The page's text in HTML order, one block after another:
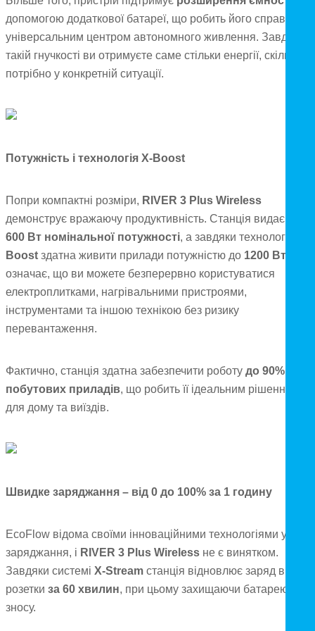
допомогою додаткової батареї, що робить його справжнім
універсальним центром автономного живлення. Завдяки
такій гнучкості ви отримуєте саме стільки енергії, скільки
потрібно у конкретній ситуації.
Потужність і технологія X-Boost
Попри компактні розміри, RIVER 3 Plus Wireless
демонструє вражаючу продуктивність. Станція видає
600 Вт номінальної потужності, а завдяки технології
Boost здатна живити прилади потужністю до 1200 Вт
означає, що ви можете безперервно користуватися
електроплитками, нагрівальними пристроями,
інструментами та іншою технікою без ризику
перевантаження.
Фактично, станція здатна забезпечити роботу до 90%
побутових приладів, що робить її ідеальним рішенням
для дому та виїздів.
Швидке заряджання – від 0 до 100% за 1 годину
EcoFlow відома своїми інноваційними технологіями у
заряджання, і RIVER 3 Plus Wireless не є винятком.
Завдяки системі X-Stream станція відновлює заряд від
розетки за 60 хвилин, при цьому захищаючи батарею від
зносу.